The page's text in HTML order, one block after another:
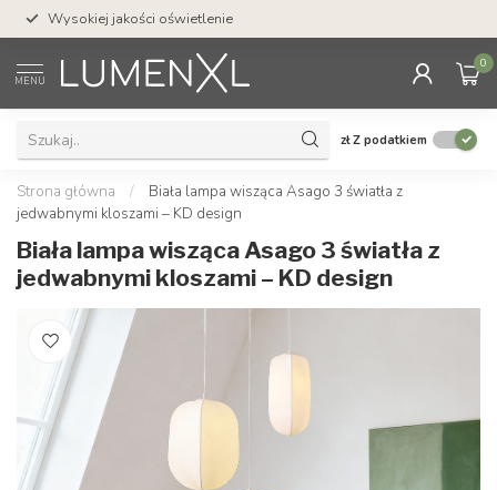
Wysokiej jakości oświetlenie
MENU
0
złZ podatkiem
Strona główna /
Biała lampa wisząca Asago 3 światła z
jedwabnymi kloszami – KD design
Biała lampa wisząca Asago 3 światła z
jedwabnymi kloszami – KD design